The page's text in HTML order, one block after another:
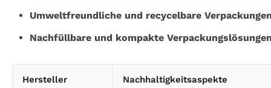
Umweltfreundliche und recycelbare
Nachfüllbare und kompakte
Hersteller Nachhaltigkeitsaspekte